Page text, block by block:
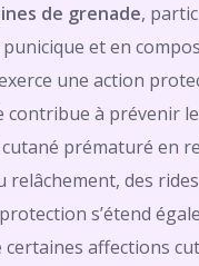
de grenade,
et en
une action
contribue à prévenir le
prématuré en
relâchement, des
s’étend
affections